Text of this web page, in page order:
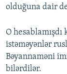
olduğuna dair
O
istəməyənlər
Bəyannaməni
bilərdilər.